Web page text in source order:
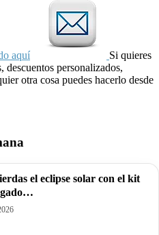
aquí
Si quieres
personalizados,
otra cosa puedes hacerlo desde
el eclipse solar con el kit